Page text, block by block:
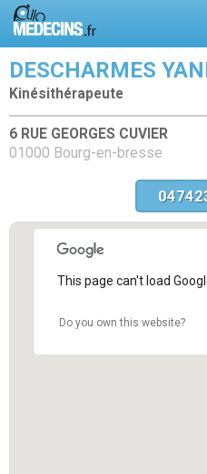
DESCHARMES
Kinésithérapeute
6 RUE GEORGES CUVIER
01000 Bourg-en-bresse
This page can't load
Do you own this website?